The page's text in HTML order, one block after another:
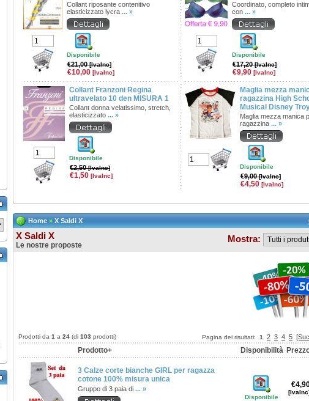
Collant riposante contenitivo
elasticizzato lycra ... »
Disponibile
€21,00[IvaInc]
€10,00 [IvaInc]
Coordinato, completo
con ... »
Disponibile
€17,20[IvaInc]
€9,90 [IvaInc]
Collant Franzoni Regina
ultravelato 10 den MISURA 1
Collant donna velatissimo, stretch,
elasticizzato ... »
Disponibile
€2,50[IvaInc]
€1,50 [IvaInc]
Maglia mezza
ragazzina High
Musical Disney
Maglia mezza manica
ragazzina ... »
Disponibile
€9,00[IvaInc]
€4,50 [IvaInc]
Home » X Saldi X
X Saldi X
Le nostre proposte
Mostra:
Prodotti da 1 a 24 (di 103 prodotti) Pagina dei risultati: 1 2 3 4 5
Prodotto+ Disponibilità
3 Calze corte bianche GIRL per ragazza
cotone 100% misura unica
Gruppo di 3 paia di ... »
Disponibile